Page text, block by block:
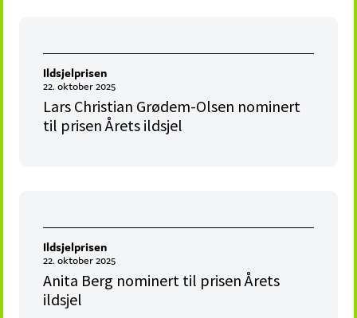
Ildsjelprisen
22. oktober 2025
Lars Christian Grødem-Olsen nominert
til prisen Årets ildsjel
Ildsjelprisen
22. oktober 2025
Anita Berg nominert til prisen Årets
ildsjel